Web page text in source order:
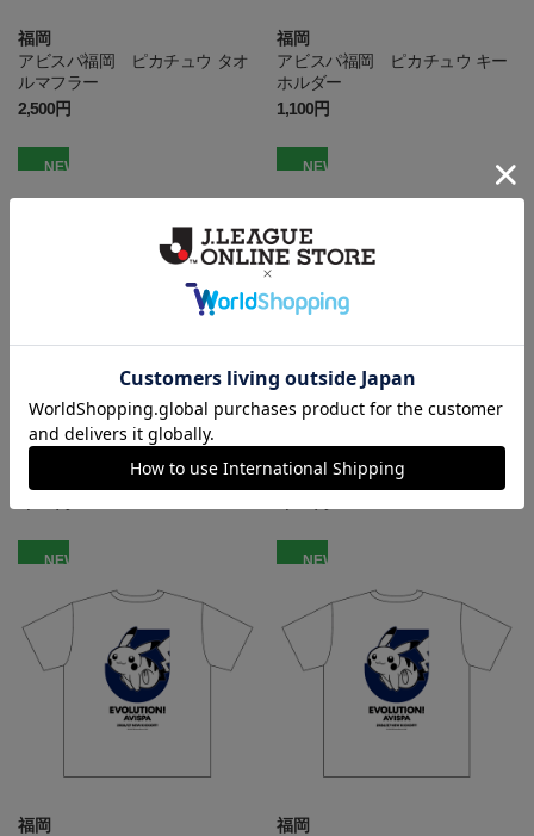
福岡
アビスパ福岡 ピカチュウ タオ
ルマフラー
2,500円
福岡
アビスパ福岡 ピカチュウ キー
ホルダー
1,100円
NEW
福岡
アビスパ福岡 ピカチュウ Tシ
ャツ BLACK キッズ
NEW
ャツ BLACK
NEW
福岡
NEW
福岡